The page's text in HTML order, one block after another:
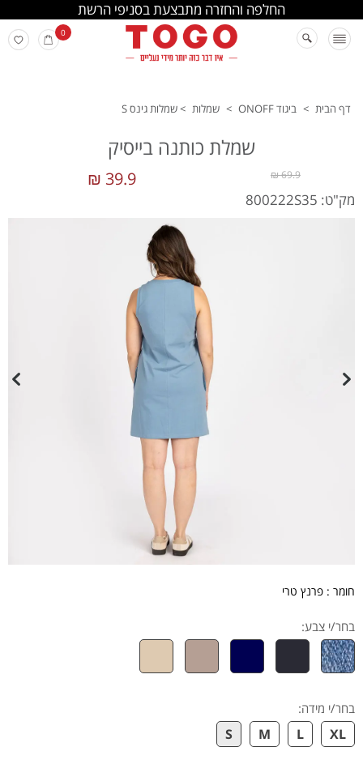
החלפה והחזרה מתבצעת בסניפי הרשת
0
דף הבית > ביגוד ONOFF > שמלות >שמלות גינס S
שמלת כותנה בייסיק
39.9 ₪ 69.9 ₪
מק"ט: 800222S35
חומר : פרנץ טרי
בחר/י צבע:
בחר/י מידה:
XL
L
M
S